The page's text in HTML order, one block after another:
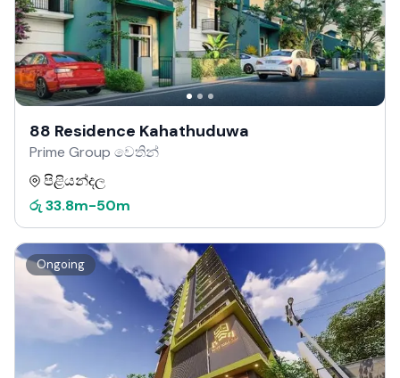
88 Residence Kahathuduwa
Prime Group වෙතින්
පිළියන්දල
රු 33.8m-50m
Ongoing